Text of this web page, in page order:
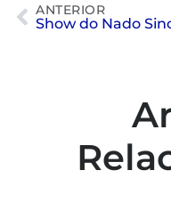
ANTERIOR